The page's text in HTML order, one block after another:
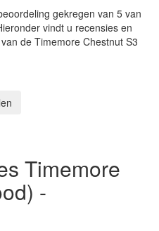
gekregen van 5 van
vindt u recensies en
de Timemore Chestnut S3
Timemore
-